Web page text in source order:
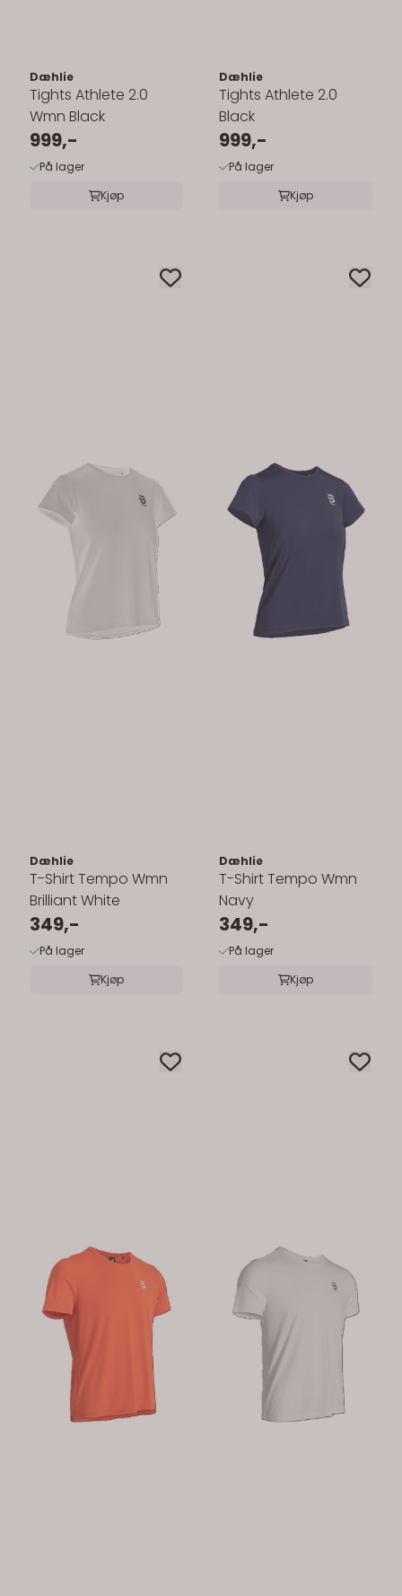
Dæhlie
Tights Athlete 2.0
Wmn Black
999,-
På lager
Kjøp
Dæhlie
Tights Athlete 2.0
Black
999,-
På lager
Kjøp
Dæhlie
T-Shirt Tempo Wmn
Brilliant White
349,-
På lager
Kjøp
Dæhlie
T-Shirt Tempo Wmn
Navy
349,-
På lager
Kjøp